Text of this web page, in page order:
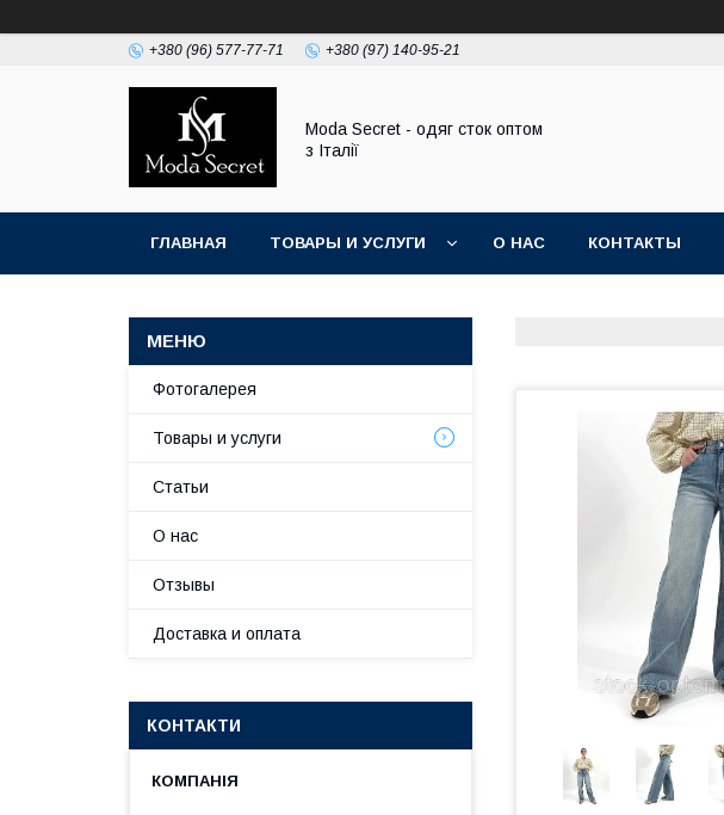
+380 (96) 577-77-71 +380 (97) 140-95-21
Moda Secret - одяг сток оптом
з Італії
ГЛАВНАЯ ТОВАРЫ И УСЛУГИ О НАС КОНТАКТЫ
Фотогалерея
Товары и услуги
Статьи
О нас
Отзывы
Доставка и оплата
КОНТАКТИ